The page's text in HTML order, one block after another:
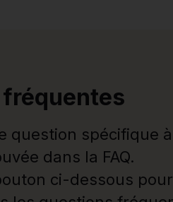
question spécifique
dans la FAQ.
ci-dessous pour